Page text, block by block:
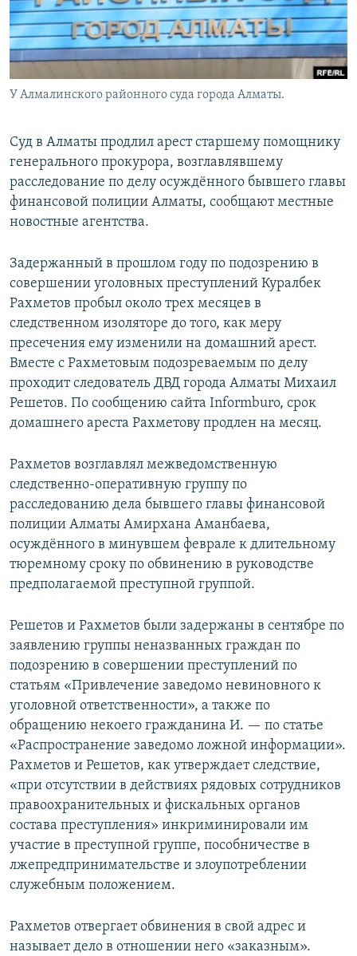
У Алмалинского районного суда города Алматы.
Суд в Алматы продлил арест старшему помощнику
генерального прокурора, возглавлявшему
расследование по делу осуждённого бывшего главы
финансовой полиции Алматы, сообщают местные
новостные агентства.
Задержанный в прошлом году по подозрению в
совершении уголовных преступлений Куралбек
Рахметов пробыл около трех месяцев в
следственном изоляторе до того, как меру
пресечения ему изменили на домашний арест.
Вместе с Рахметовым подозреваемым по делу
проходит следователь ДВД города Алматы Михаил
Решетов. По сообщению сайта Informburo, срок
домашнего ареста Рахметову продлен на месяц.
Рахметов возглавлял межведомственную
следственно-оперативную группу по
расследованию дела бывшего главы финансовой
полиции Алматы Амирхана Аманбаева,
осуждённого в минувшем феврале к длительному
тюремному сроку по обвинению в руководстве
предполагаемой преступной группой.
Решетов и Рахметов были задержаны в сентябре по
заявлению группы неназванных граждан по
подозрению в совершении преступлений по
статьям «Привлечение заведомо невиновного к
уголовной ответственности», а также по
обращению некоего гражданина И. — по статье
«Распространение заведомо ложной информации».
Рахметов и Решетов, как утверждает следствие,
«при отсутствии в действиях рядовых сотрудников
правоохранительных и фискальных органов
состава преступления» инкриминировали им
участие в преступной группе, пособничестве в
лжепредпринимательстве и злоупотреблении
служебным положением.
Рахметов отвергает обвинения в свой адрес и
называет дело в отношении него «заказным».